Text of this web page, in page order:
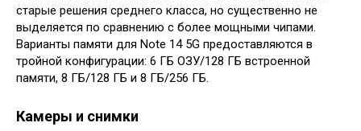
старые решения среднего класса, но существенно не
выделяется по сравнению с более мощными чипами.
Варианты памяти для Note 14 5G предоставляются в
тройной конфигурации: 6 ГБ ОЗУ/128 ГБ встроенной
памяти, 8 ГБ/128 ГБ и 8 ГБ/256 ГБ.
Камеры и снимки